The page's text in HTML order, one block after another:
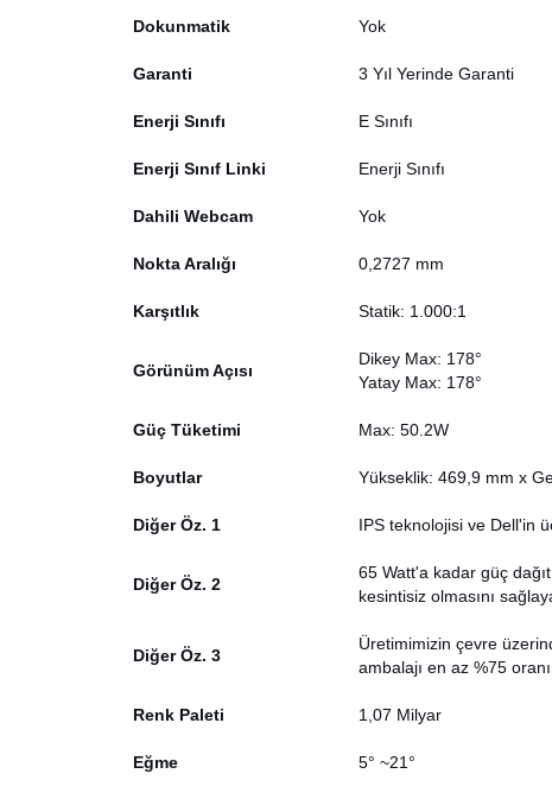
Dokunmatik Yok
Garanti 3 Yıl Yerinde Garanti
Enerji Sınıfı E Sınıfı
Enerji Sınıf Linki Enerji Sınıfı
Dahili Webcam Yok
Nokta Aralığı 0,2727 mm
Karşıtlık Statik: 1.000:1
Görünüm Açısı
Dikey Max: 178°
Yatay Max: 178°
Güç Tüketimi Max: 50.2W
Boyutlar Yükseklik: 469,9 mm x
Diğer Öz. 1 IPS teknolojisi ve Dell'in
Diğer Öz. 2
65 Watt'a kadar güç
kesintisiz olmasını
Diğer Öz. 3
Üretimimizin çevre
ambalajı en az %75
Renk Paleti 1,07 Milyar
Eğme 5° ~21°